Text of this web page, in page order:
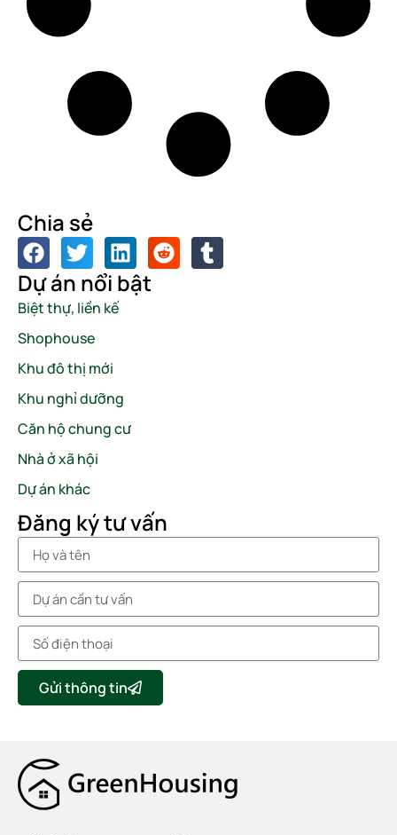
Chia sẻ
Dự án nổi bật
Biệt thự, liền kế
Shophouse
Khu đô thị mới
Khu nghỉ dưỡng
Căn hộ chung cư
Nhà ở xã hội
Dự án khác
Đăng ký tư vấn
Gửi thông tin